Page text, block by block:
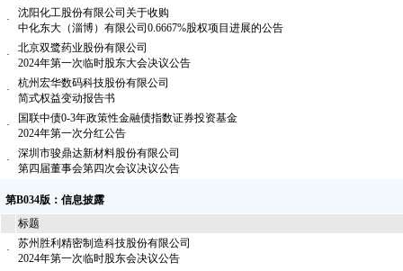
·
沈阳化工股份有限公司关于收购
中化东大（淄博）有限公司0.6667%股权项目进展的公告
·
北京双鹭药业股份有限公司
2024年第一次临时股东大会决议公告
·
杭州宏华数码科技股份有限公司
简式权益变动报告书
·
国联中债0-3年政策性金融债指数证券投资基金
2024年第一次分红公告
·
深圳市骏鼎达新材料股份有限公司
第四届董事会第四次会议决议公告
第B034版：信息披露
标题
·
苏州胜利精密制造科技股份有限公司
2024年第一次临时股东会决议公告